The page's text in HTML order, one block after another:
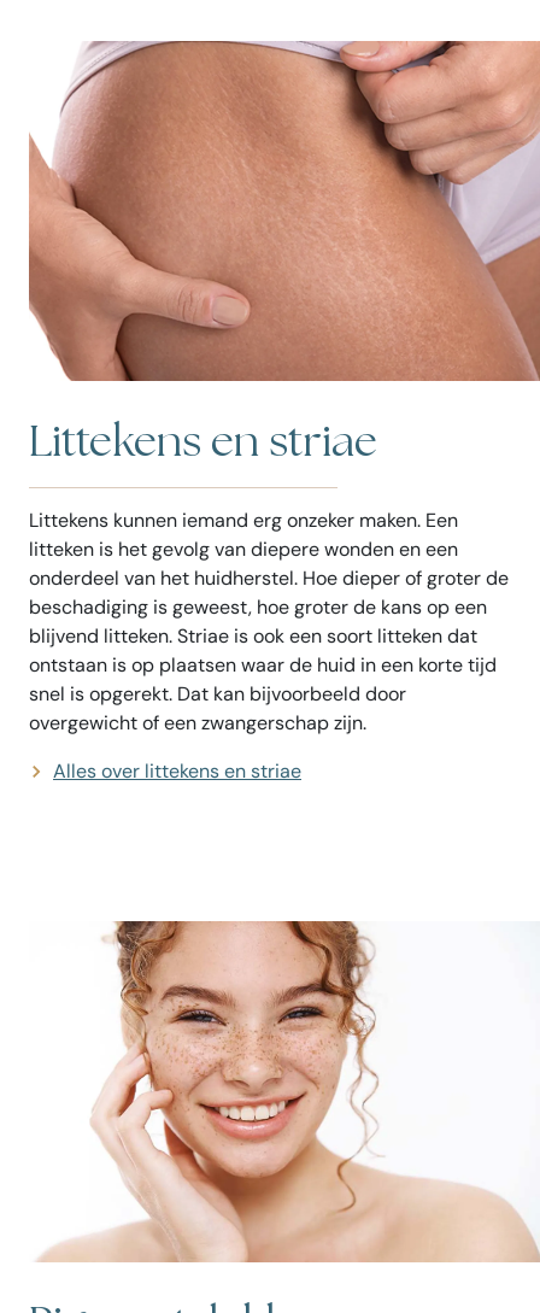
Littekens en striae
Littekens kunnen iemand erg onzeker maken. Een
litteken is het gevolg van diepere wonden en een
onderdeel van het huidherstel. Hoe dieper of groter de
beschadiging is geweest, hoe groter de kans op een
blijvend litteken. Striae is ook een soort litteken dat
ontstaan isop plaatsen waar de huid in een korte tijd
snel is opgerekt. Dat kan bijvoorbeeld door
overgewicht of een zwangerschap zijn.
Alles over littekens en striae